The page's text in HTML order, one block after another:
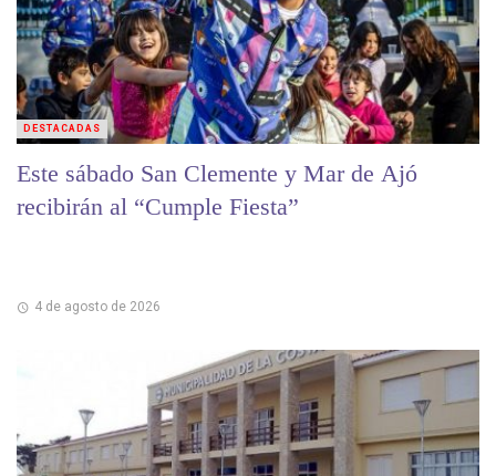
Este sábado San Clemente y Mar de Ajó
recibirán al “Cumple Fiesta”
4 de agosto de 2026
DESTACADAS